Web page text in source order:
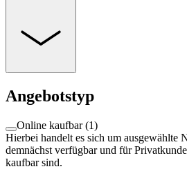
Angebotstyp
Online kaufbar(1)
Hierbei handelt es sich um ausgewählte
demnächst verfügbar und für
kaufbar sind.